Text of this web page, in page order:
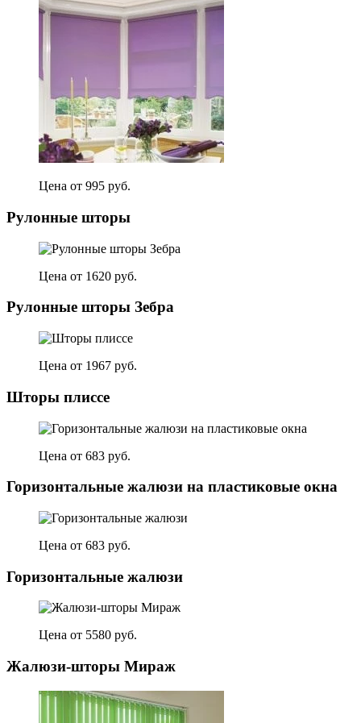
Цена от 995 руб.
Рулонные шторы
Цена от 1620 руб.
Рулонные шторы Зебра
Цена от 1967 руб.
Шторы плиссе
Цена от 683 руб.
Горизонтальные жалюзи на пластиковые окна
Цена от 683 руб.
Горизонтальные жалюзи
Цена от 5580 руб.
Жалюзи-шторы Мираж